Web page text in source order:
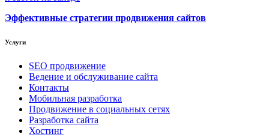
Эффективные стратегии продвижения сайтов
Услуги
SEO продвижение
Ведение и обслуживание сайта
Контакты
Мобильная разработка
Продвижение в социальных сетях
Разработка сайта
Хостинг